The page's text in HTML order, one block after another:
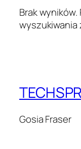
Brak
wyszukiwania
Gosia Fraser